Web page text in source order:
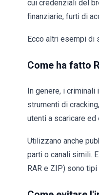
cui credenziali del
finanziarie, furti di
Ecco altri esempi di
Come ha fatto
In genere, i
strumenti di
utenti a scaricare
Utilizzano anche
parti o canali simili.
RAR e ZIP) sono